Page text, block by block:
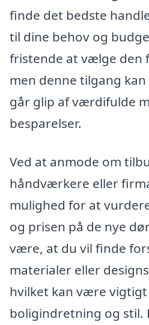
finde det bedste
til dine behov og
fristende at vælge den
men denne tilgang
går glip af værdifulde
besparelser.
Ved at anmode om
håndværkere eller
mulighed for at
og prisen på de nye
være, at du vil finde
materialer eller
hvilket kan være
boligindretning og stil.